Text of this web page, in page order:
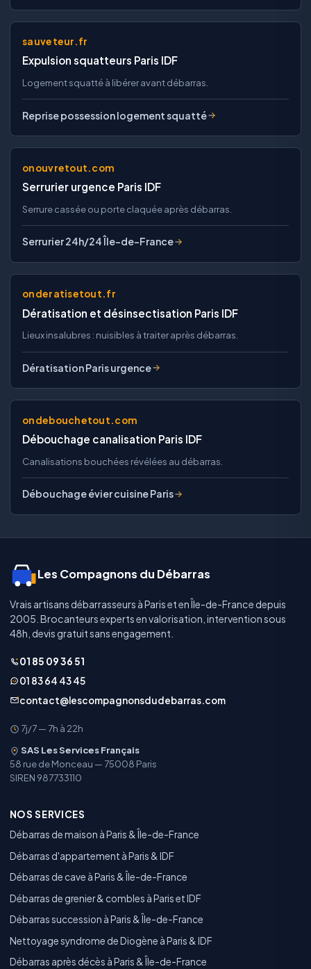
sauveteur.fr
Expulsion squatteurs Paris IDF
Logement squatté à libérer avant débarras.
Reprise possession logement squatté
onouvretout.com
Serrurier urgence Paris IDF
Serrure cassée ou porte claquée après débarras.
Serrurier 24h/24 Île-de-France
onderatisetout.fr
Dératisation et désinsectisation Paris IDF
Lieux insalubres : nuisibles à traiter après débarras.
Dératisation Paris urgence
ondebouchetout.com
Débouchage canalisation Paris IDF
Canalisations bouchées révélées au débarras.
Débouchage évier cuisine Paris
Les Compagnons du Débarras
Vrais artisans débarrasseurs à Paris et en Île-de-France depuis
2005. Brocanteurs experts en valorisation, intervention sous
48h, devis gratuit sans engagement.
01 85 09 36 51
01 83 64 43 45
contact@lescompagnonsdudebarras.com
7j/7 — 7h à 22h
SAS Les Services Français
58 rue de Monceau — 75008 Paris
SIREN 987733110
NOS SERVICES
Débarras de maison à Paris & Île-de-France
Débarras d'appartement à Paris & IDF
Débarras de cave à Paris & Île-de-France
Débarras de grenier & combles à Paris et IDF
Débarras succession à Paris & Île-de-France
Nettoyage syndrome de Diogène à Paris & IDF
Débarras après décès à Paris & Île-de-France